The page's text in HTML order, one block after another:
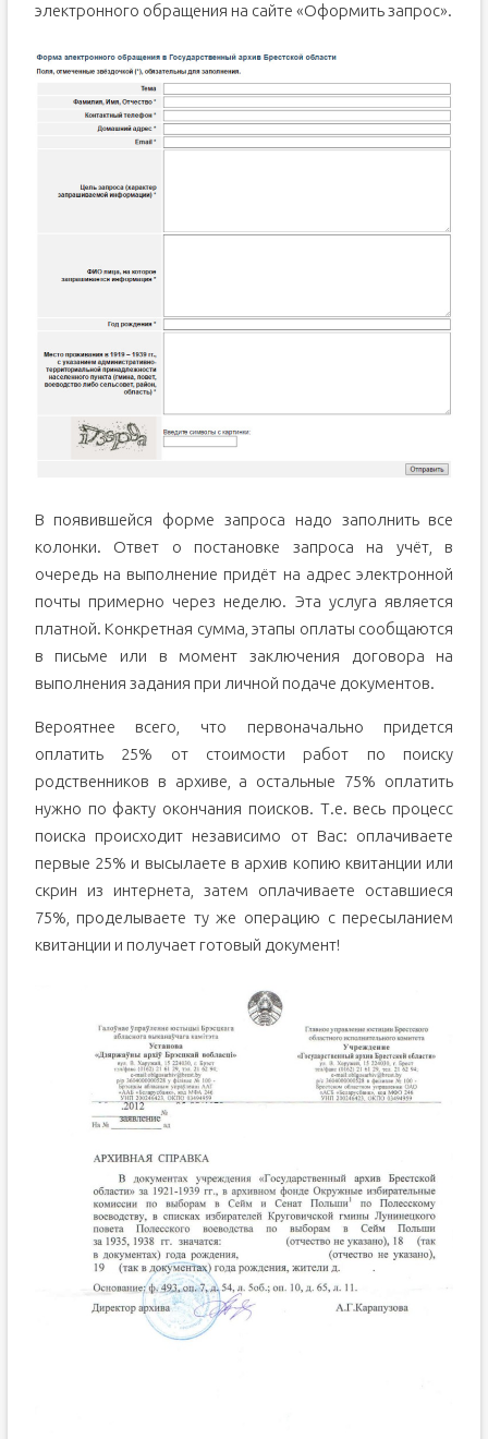
электронного обращения на сайте «Оформить запрос».
В появившейся форме запроса надо заполнить все
колонки. Ответ о постановке запроса на учёт, в
очередь на выполнение придёт на адрес электронной
почты примерно через неделю. Эта услуга является
платной. Конкретная сумма, этапы оплаты сообщаются
в письме или в момент заключения договора на
выполнения задания при личной подаче документов.
Вероятнее всего, что первоначально придется
оплатить 25% от стоимости работ по поиску
родственников в архиве, а остальные 75% оплатить
нужно по факту окончания поисков. Т.е. весь процесс
поиска происходит независимо от Вас: оплачиваете
первые 25% и высылаете в архив копию квитанции или
скрин из интернета, затем оплачиваете оставшиеся
75%, проделываете ту же операцию с пересыланием
квитанции и получает готовый документ!